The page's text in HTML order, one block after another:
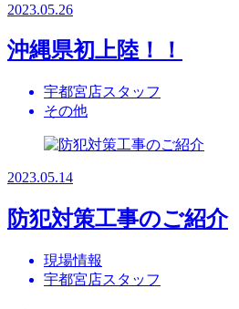
2023.05.26
沖縄県初上陸！！
宇都宮店スタッフ
その他
2023.05.14
防犯対策工事のご紹介
現場情報
宇都宮店スタッフ